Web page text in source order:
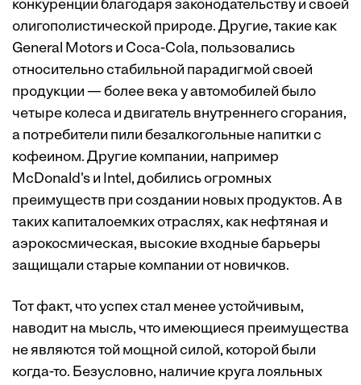
конкуренции благодаря законодательству и своей
олигополистической природе. Другие, такие как
General Motors и Coca-Cola, пользовались
относительно стабильной парадигмой своей
продукции — более века у автомобилей было
четыре колеса и двигатель внутреннего сгорания,
а потребители пили безалкогольные напитки с
кофеином. Другие компании, например
McDonald's и Intel, добились огромных
преимуществ при создании новых продуктов. А в
таких капиталоемких отраслях, как нефтяная и
аэрокосмическая, высокие входные барьеры
защищали старые компании от новичков.
Тот факт, что успех стал менее устойчивым,
наводит на мысль, что имеющиеся преимущества
не являются той мощной силой, которой были
когда-то. Безусловно, наличие круга лояльных